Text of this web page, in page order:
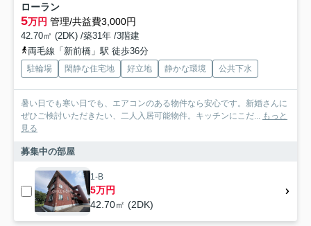
ローラン
5万円 管理/共益費3,000円
42.70㎡ (2DK) /築31年 /3階建
両毛線「新前橋」駅 徒歩36分
駐輪場 閑静な住宅地 好立地 静かな環境 公共下水
暑い日でも寒い日でも、エアコンのある物件なら安心です。新婚さんに
ぜひご検討いただきたい、二人入居可能物件。キッチンにこだ... もっと
見る
募集中の部屋
1-B
5万円
42.70㎡ (2DK)